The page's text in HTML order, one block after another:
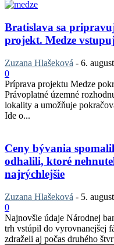
Bratislava sa
projekt. Medze
Zuzana Hlašeková - 6.
0
Príprava projektu Medze
Právoplatné územné
lokality a umožňuje
Ide o...
Ceny bývania
odhalili, ktoré
najrýchlejšie
Zuzana Hlašeková - 5.
0
Najnovšie údaje Národnej
trh vstúpil do vyrovnanejšej
zdraželi aj počas druhého